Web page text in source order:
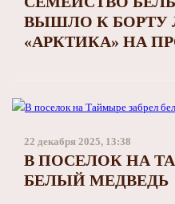
ВЫШЛО К БОРТУ
«АРКТИКА» НА
22 декабря 2025, 13:38
В ПОСЕЛОК НА
БЕЛЫЙ МЕДВЕДЬ